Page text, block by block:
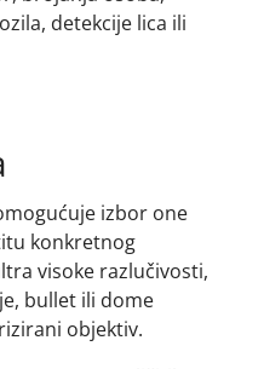
detekcije lica ili
izbor one
konkretnog
visoke razlučivosti,
bullet ili dome
objektiv.